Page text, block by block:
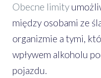
Obecne limity
między osobami ze
organizmie a tymi,
wpływem alkoholu
pojazdu.